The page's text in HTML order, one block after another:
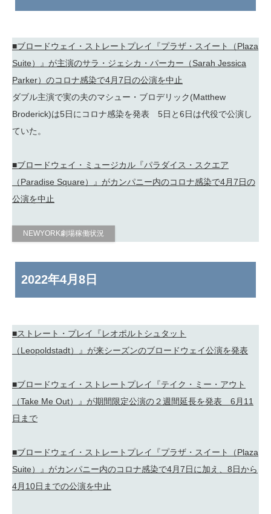
■ブロードウェイ・ストレートプレイ『プラザ・スイート（Plaza
Suite）』が主演のサラ・ジェシカ・パーカー（Sarah Jessica
Parker）のコロナ感染で4月7日の公演を中止
ダブル主演で実の夫のマシュー・ブロデリック(Matthew
Broderick)は5日にコロナ感染を発表 5日と6日は代役で公演し
ていた。
■ブロードウェイ・ミュージカル『パラダイス・スクエア
（Paradise Square）』がカンパニー内のコロナ感染で4月7日の
公演を中止
NEWYORK劇場稼働状況
2022年4月8日
■ストレート・プレイ『レオポルトシュタット
（Leopoldstadt）』が来シーズンのブロードウェイ公演を発表
■ブロードウェイ・ストレートプレイ『テイク・ミー・アウト
（Take Me Out）』が期間限定公演の２週間延長を発表 6月11
日まで
■ブロードウェイ・ストレートプレイ『プラザ・スイート（Plaza
Suite）』がカンパニー内のコロナ感染で4月7日に加え、8日から
4月10日までの公演を中止